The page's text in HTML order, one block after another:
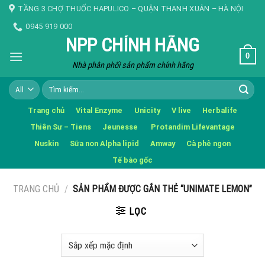
Skip TẦNG 3 CHỢ THUỐC HAPULICO – QUẬN THANH XUÂN – HÀ NỘI
0945 919 000
NPP CHÍNH HÃNG
Nhà phân phối sản phẩm chính hãng
0
Tìm
kiếm:
Trang chủ Vital Enzyme Unicity V live
Herbalife
Thiên Sư – Tiens
Jeunesse
Protandim Lifevantage
Nuskin
Sữa non Alpha lipid Amway
Cà phê ngon
Tế bào gốc
TRANG CHỦ / SẢN PHẨM ĐƯỢC GẮN THẺ “UNIMATE LEMON”
LỌC